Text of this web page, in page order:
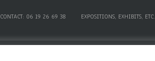
CONTACT: 06 19 26 69 38 EXPOSITIONS, EXHIBITS, ETC.